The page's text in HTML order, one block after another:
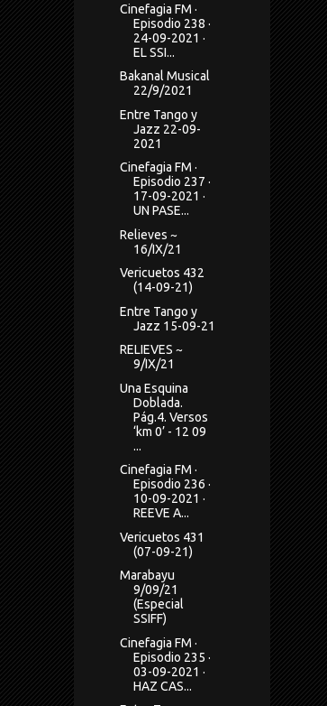
Cinefagia FM ·
Episodio 238 ·
24-09-2021 ·
EL SSI...
Bakanal Musical
22/9/2021
Entre Tango y
Jazz 22-09-
2021
Cinefagia FM ·
Episodio 237 ·
17-09-2021 ·
UN PASE...
Relieves ~
16/IX/21
Vericuetos 432
(14-09-21)
Entre Tango y
Jazz 15-09-21
RELIEVES ~
9/IX/21
Una Esquina
Doblada.
Pág.4. Versos
‘km 0’ - 12 09
...
Cinefagia FM ·
Episodio 236 ·
10-09-2021 ·
REEVE A...
Vericuetos 431
(07-09-21)
Marabayu
9/09/21
(Especial
SSIFF)
Cinefagia FM ·
Episodio 235 ·
03-09-2021 ·
HAZ CAS...